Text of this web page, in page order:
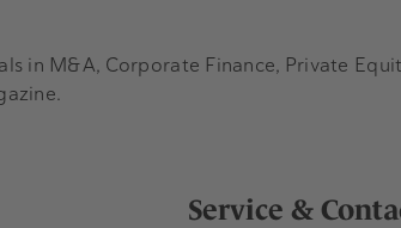
Service &
in M&A, Corporate Finance, Private